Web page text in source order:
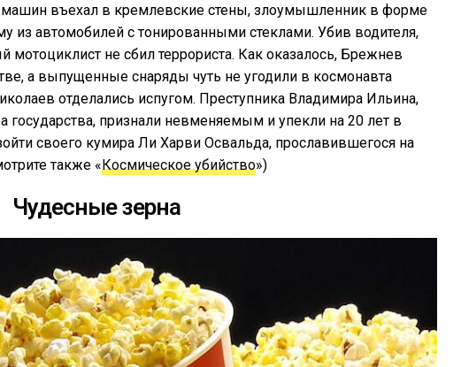
машин въехал в кремлевские стены, злоумышленник в форме
из автомобилей с тонированными стеклами. Убив водителя,
мотоциклист не сбил террориста. Как оказалось, Брежнев
а выпущенные снаряды чуть не угодили в космонавта
отделались испугом. Преступника Владимира Ильина,
признали невменяемым и упекли на 20 лет в
своего кумира Ли Харви Освальда, прославившегося на
также «Космическое убийство»)
Чудесные зерна